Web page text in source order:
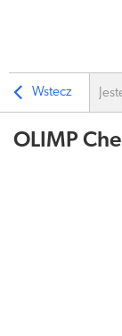
Wstecz
OLIMP